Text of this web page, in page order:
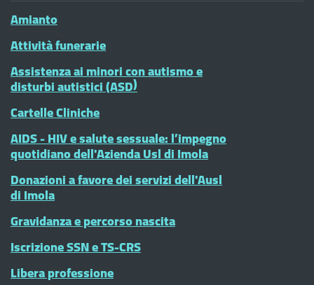
Amianto
Attività funerarie
Assistenza ai minori con autismo e
disturbi autistici (ASD)
Cartelle Cliniche
AIDS - HIV e salute sessuale: l’impegno
quotidiano dell'Azienda Usl di Imola
Donazioni a favore dei servizi dell'Ausl
di Imola
Gravidanza e percorso nascita
Iscrizione SSN e TS-CRS
Libera professione